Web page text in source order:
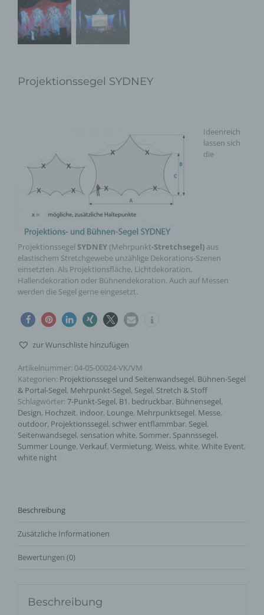
Projektionssegel SYDNEY
Ideenreich
lassen sich
die
Projektionssegel SYDNEY (Mehrpunkt-Stretchsegel) aus
elastischem Stretchgewebe unzählige Dekorations-Szenen
einsetzten. Als Projektionsfläche, Lichtdekoration,
Hallendekoration oder Bühnendekoration. Auch auf Messen
werden die Segel gerne eingesetzt.
zur Wunschliste hinzufügen
Artikelnummer: 04-05-00024-VK/VM
Kategorien: Projektionssegel und Seitenwandsegel, Bühnen-Segel
& Portal-Segel, Mehrpunkt-Segel, Segel, Stretch & Stoff
Schlagwörter: 7-Punkt-Segel, B1, bedruckbar, Bühnensegel,
Design, Hochzeit, indoor, Lounge, Mehrpunktsegel, Messe,
outdoor, Projektionssegel, schwer entflammbar, Segel,
Seitenwandsegel, sensation white, Sommer, Spannssegel,
Summer Lounge, Verkauf, Vermietung, Weiss, white, White Event,
white night
Beschreibung
Zusätzliche Informationen
Bewertungen (0)
Beschreibung